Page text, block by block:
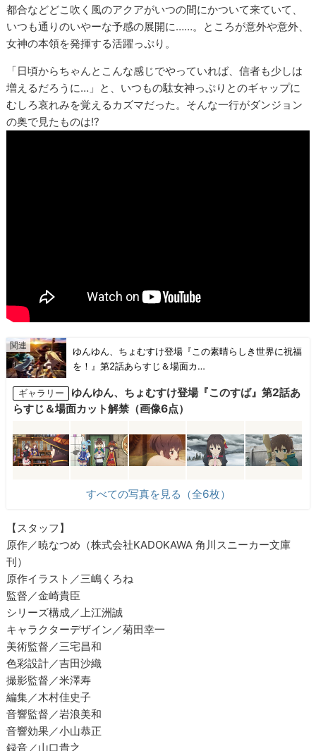
都合などどこ吹く風のアクアがいつの間にかついて来ていて、
いつも通りのいやーな予感の展開に……。ところが意外や意外、
女神の本領を発揮する活躍っぷり。
「日頃からちゃんとこんな感じでやっていれば、信者も少しは
増えるだろうに…」と、いつもの駄女神っぷりとのギャップに
むしろ哀れみを覚えるカズマだった。そんな一行がダンジョン
の奥で見たものは!?
ゆんゆん、ちょむすけ登場『この素晴らしき世界に祝福
を！』第2話あらすじ＆場面カ…
ギャラリー
ゆんゆん、ちょむすけ登場『このすば』第2話あ
らすじ＆場面カット解禁（画像6点）
すべての写真を見る（全6枚）
【スタッフ】
原作／暁なつめ（株式会社KADOKAWA 角川スニーカー文庫
刊）
原作イラスト／三嶋くろね
監督／金崎貴臣
シリーズ構成／上江洲誠
キャラクターデザイン／菊田幸一
美術監督／三宅昌和
色彩設計／吉田沙織
撮影監督／米澤寿
編集／木村佳史子
音響監督／岩浪美和
音響効果／小山恭正
録音／山口貴之